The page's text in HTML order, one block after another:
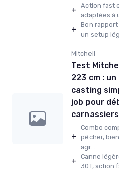
+ Action fast
adaptées à
+ Bon
un setup
Mitchell
Test
223 cm : un
casting
job pour
carnassiers
+
Combo
pêcher,
agr...
+ Canne
30T, action